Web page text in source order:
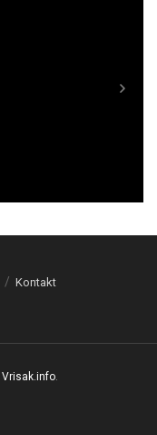
Kontakt
Vrisak.info.